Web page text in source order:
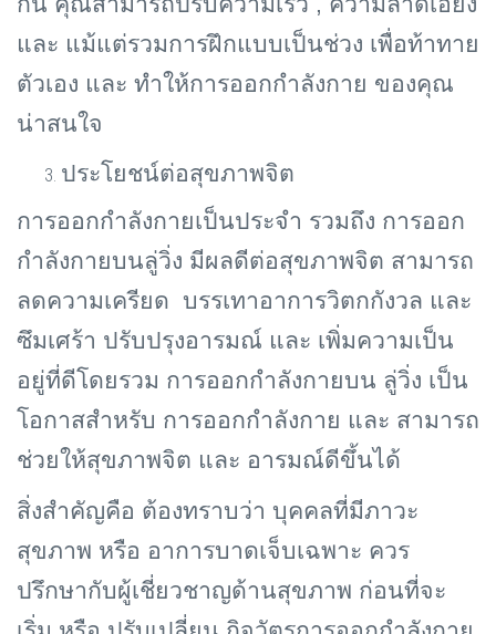
และ แม้แต่รวมการฝึกแบบเป็นช่วง เพื่อท้าทาย
ตัวเอง และ ทำให้การออกกำลังกาย ของคุณ
น่าสนใจ
ประโยชน์ต่อสุขภาพจิต
การออกกำลังกายเป็นประจำ รวมถึง การออก
กำลังกายบนลู่วิ่ง มีผลดีต่อสุขภาพจิต สามารถ
ลดความเครียด บรรเทาอาการวิตกกังวล และ
ซึมเศร้า ปรับปรุงอารมณ์ และ เพิ่มความเป็น
อยู่ที่ดีโดยรวม การออกกำลังกายบน ลู่วิ่ง เป็น
โอกาสสำหรับ การออกกำลังกาย และ สามารถ
ช่วยให้สุขภาพจิต และ อารมณ์ดีขึ้นได้
สิ่งสำคัญคือ ต้องทราบว่า บุคคลที่มีภาวะ
สุขภาพ หรือ อาการบาดเจ็บเฉพาะ ควร
ปรึกษากับผู้เชี่ยวชาญด้านสุขภาพ ก่อนที่จะ